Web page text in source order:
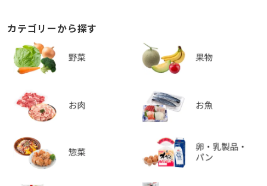
カテゴリーから探す